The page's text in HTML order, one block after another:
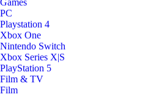
Games
PC
Playstation 4
Xbox One
Nintendo Switch
Xbox Series X|S
PlayStation 5
Film & TV
Film